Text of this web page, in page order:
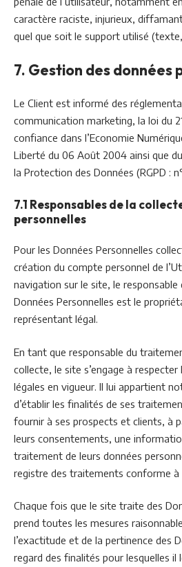
caractère raciste, injurieux,
quel que soit le support utilisé
7. Gestion des données
Le Client est informé des
communication marketing, la loi du
confiance dans l’Economie
Liberté du 06 Août 2004 ainsi que
la Protection des Données (RGPD :
7.1 Responsables de la
personnelles
Pour les Données Personnelles
création du compte personnel de
navigation sur le site, le
Données Personnelles est le
représentant légal.
En tant que responsable du
collecte, le site s’engage à
légales en vigueur. Il lui appartient
d’établir les finalités de ses
fournir à ses prospects et clients, à
leurs consentements, une
traitement de leurs données
registre des traitements conforme à
Chaque fois que le site traite des
prend toutes les mesures
l’exactitude et de la pertinence des
regard des finalités pour lesquelles il